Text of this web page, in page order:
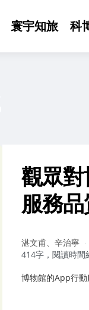
寰宇知旅 科
觀眾
服務
作
者：
湛文甫、辛治寧
414字，閱讀時間
博物館的App行